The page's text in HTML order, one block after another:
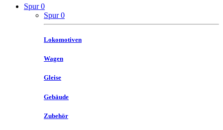
Spur 0
Spur 0
Lokomotiven
Wagen
Gleise
Gebäude
Zubehör